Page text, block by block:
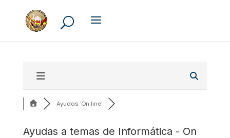
Ayudas 'On line'
Ayudas a temas de Informática - On